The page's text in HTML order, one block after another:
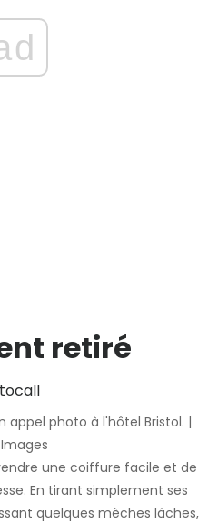
retiré
appel photo à l'hôtel Bristol. |
une coiffure facile et de
En tirant simplement ses
quelques mèches lâches,